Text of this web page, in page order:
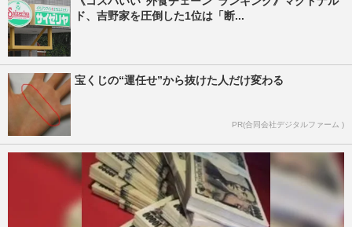
ド、吉野家を圧倒した1位は「断...
宝くじの“運任せ”から抜けた人だけ変わる
PR(合同会社デジタルファーム )